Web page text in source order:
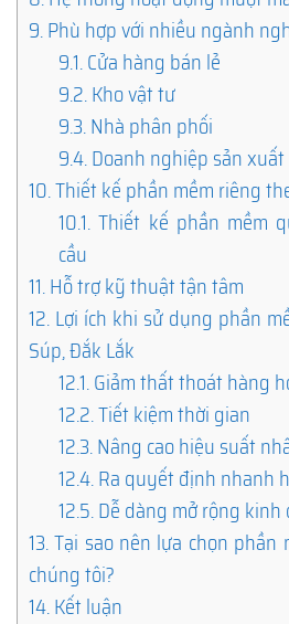
9.Phù hợp với nhiều ngành
9.1.Cửa hàng bán lẻ
9.2.Kho vật tư
9.3.Nhà phân phối
9.4.Doanh nghiệp sản xuất
10.Thiết kế phần mềm riêng
10.1. Thiết kế phần mềm
cầu
11.Hỗ trợ kỹ thuật tận tâm
12. Lợi ích khi sử dụng phần
Súp, Đắk Lắk
12.1.Giảm thất thoát hàng
12.2.Tiết kiệm thời gian
12.3.Nâng cao hiệu suất
12.4.Ra quyết định nhanh
12.5.Dễ dàng mở rộng kinh
13.Tại sao nên lựa chọn phần
chúng tôi?
14.Kết luận